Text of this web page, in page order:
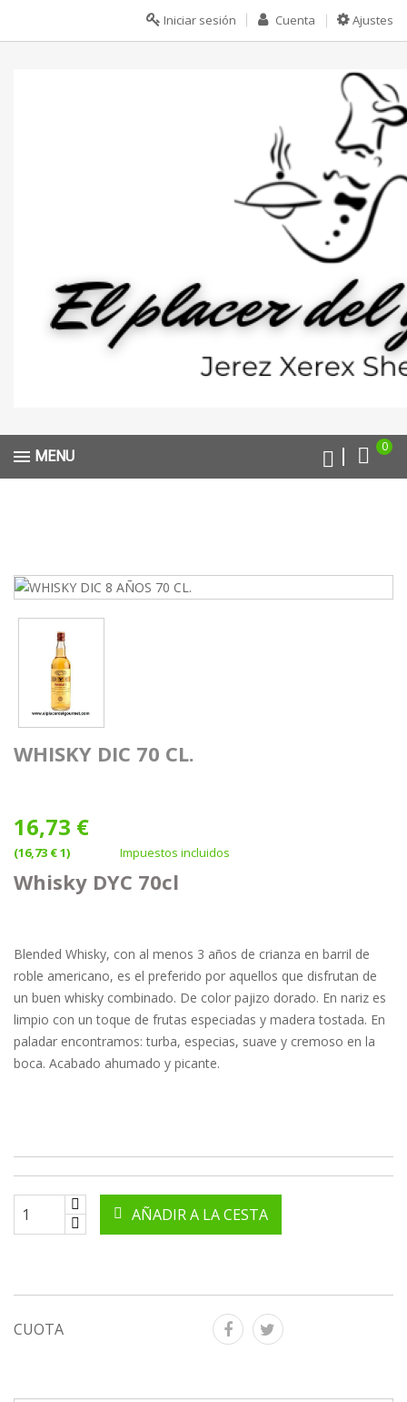
Ajustes
Cuenta
Iniciar sesión
0
MENU
WHISKY DIC 70 CL.
16,73 €
(16,73 € 1) Impuestos incluidos
Whisky DYC 70cl
Blended Whisky, con al menos 3 años de crianza en barril de
roble americano, es el preferido por aquellos que disfrutan de
un buen whisky combinado. De color pajizo dorado. En nariz es
limpio con un toque de frutas especiadas y madera tostada. En
paladar encontramos: turba, especias, suave y cremoso en la
boca. Acabado ahumado y picante.
AÑADIR A LA CESTA
CUOTA